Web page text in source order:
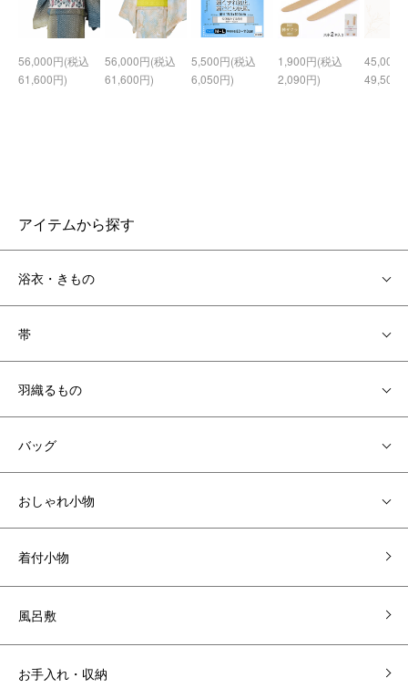
56,000円(税込
61,600円)
56,000円(税込
61,600円)
5,500円(税込
6,050円)
1,900円(税込
2,090円)
45,000
49,500
アイテムから探す
浴衣・きもの
帯
羽織るもの
バッグ
おしゃれ小物
着付小物
風呂敷
お手入れ・収納